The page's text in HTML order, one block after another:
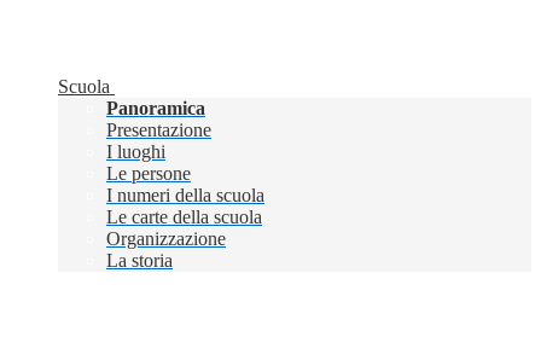
Scuola
Panoramica
Presentazione
I luoghi
Le persone
I numeri della scuola
Le carte della scuola
Organizzazione
La storia